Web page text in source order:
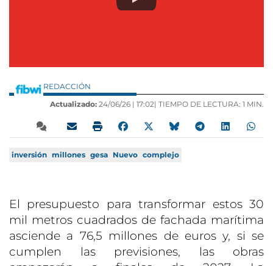
REDACCIÓN
Actualizado: 24/06/26 | 17:02| TIEMPO DE LECTURA: 1 MIN.
inversión millones gesa Nuevo complejo
El presupuesto para transformar estos 30
mil metros cuadrados de fachada marítima
asciende a 76,5 millones de euros y, si se
cumplen las previsiones, las obras